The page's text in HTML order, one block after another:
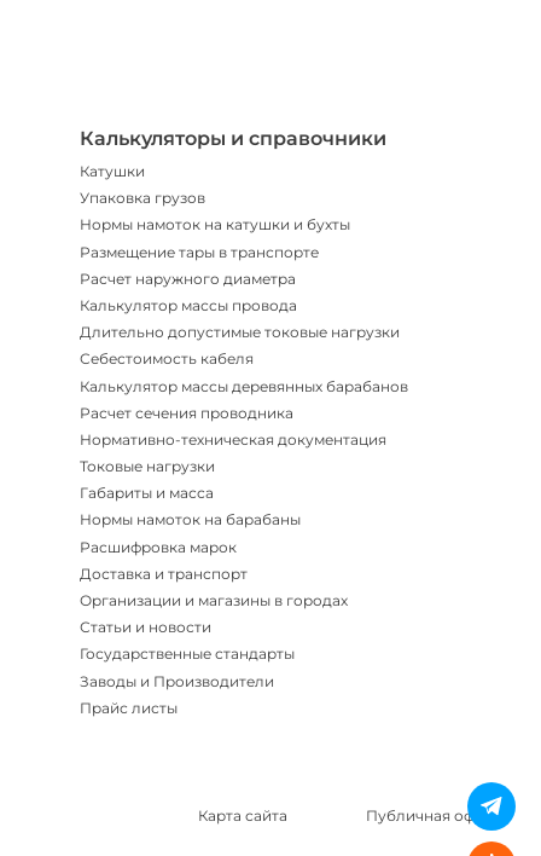
Калькуляторы и справочники
Катушки
Упаковка грузов
Нормы намоток на катушки и бухты
Размещение тары в транспорте
Расчет наружного диаметра
Калькулятор массы провода
Длительно допустимые токовые нагрузки
Себестоимость кабеля
Калькулятор массы деревянных барабанов
Расчет сечения проводника
Нормативно-техническая документация
Токовые нагрузки
Габариты и масса
Нормы намоток на барабаны
Расшифровка марок
Доставка и транспорт
Организации и магазины в городах
Статьи и новости
Государственные стандарты
Заводы и Производители
Прайс листы
Карта сайта Публичная оферта